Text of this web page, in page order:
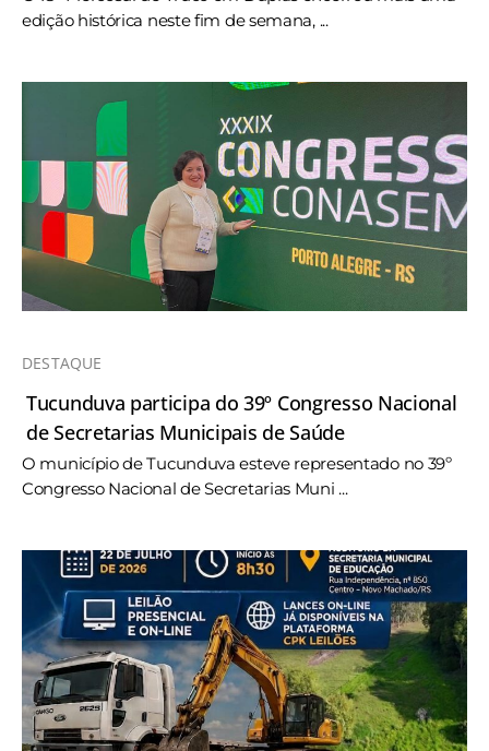
edição histórica neste fim de semana, ...
DESTAQUE
Tucunduva participa do 39º Congresso Nacional
de Secretarias Municipais de Saúde
O município de Tucunduva esteve representado no 39º
Congresso Nacional de Secretarias Muni ...